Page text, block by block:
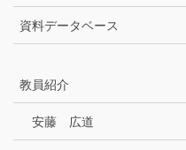
資料データベース
教員紹介
安藤 広道